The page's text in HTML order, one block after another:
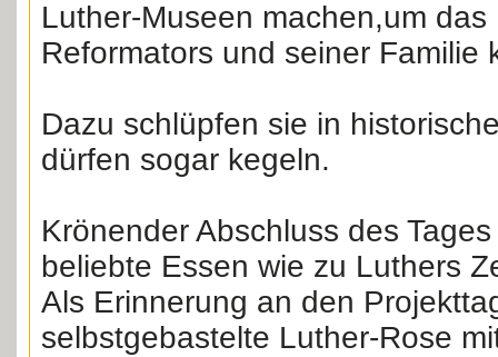
Luther-Museen machen,um das
Reformators und seiner Familie
Dazu schlüpfen sie in
dürfen sogar kegeln.
Krönender Abschluss des
beliebte Essen wie zu Luthers
Als Erinnerung an den
selbstgebastelte Luther-Rose